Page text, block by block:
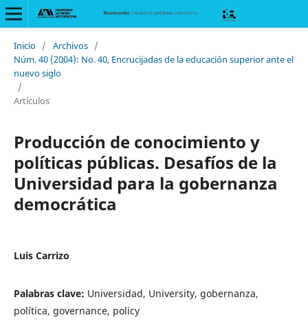
Inicio / Archivos /
Núm. 40 (2004): No. 40, Encrucijadas de la educación superior ante el
nuevo siglo
/
Artículos
Producción de conocimiento y
políticas públicas. Desafíos de la
Universidad para la gobernanza
democrática
Luis Carrizo
Palabras clave: Universidad, University, gobernanza,
política, governance, policy